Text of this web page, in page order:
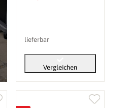
lieferbar
Vergleichen